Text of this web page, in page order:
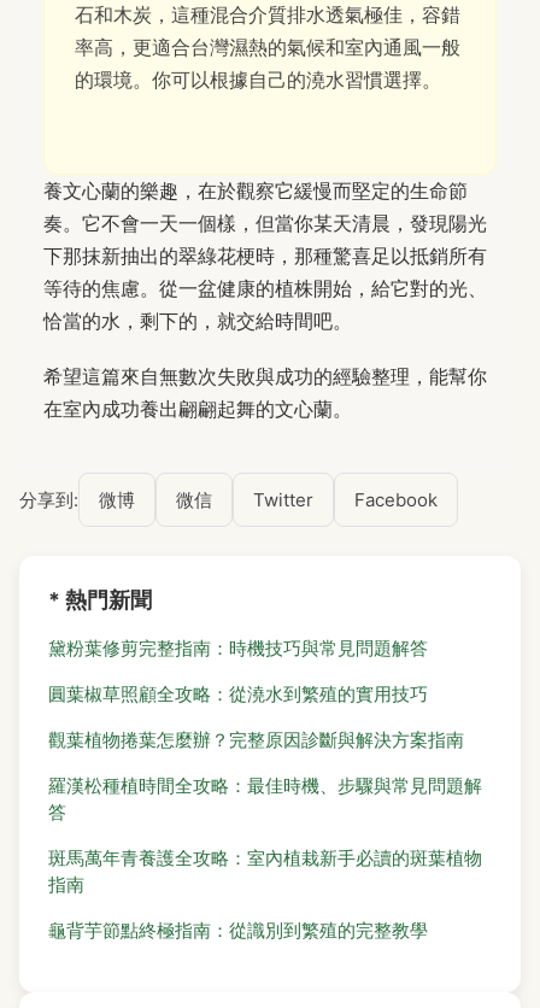
石和木炭，這種混合介質排水透氣極佳，容錯
率高，更適合台灣濕熱的氣候和室內通風一般
的環境。你可以根據自己的澆水習慣選擇。
養文心蘭的樂趣，在於觀察它緩慢而堅定的生命節
奏。它不會一天一個樣，但當你某天清晨，發現陽光
下那抹新抽出的翠綠花梗時，那種驚喜足以抵銷所有
等待的焦慮。從一盆健康的植株開始，給它對的光、
恰當的水，剩下的，就交給時間吧。
希望這篇來自無數次失敗與成功的經驗整理，能幫你
在室內成功養出翩翩起舞的文心蘭。
分享到: 微博 微信 Twitter Facebook
* 熱門新聞
黛粉葉修剪完整指南：時機技巧與常見問題解答
圓葉椒草照顧全攻略：從澆水到繁殖的實用技巧
觀葉植物捲葉怎麼辦？完整原因診斷與解決方案指南
羅漢松種植時間全攻略：最佳時機、步驟與常見問題解
答
斑馬萬年青養護全攻略：室內植栽新手必讀的斑葉植物
指南
龜背芋節點終極指南：從識別到繁殖的完整教學